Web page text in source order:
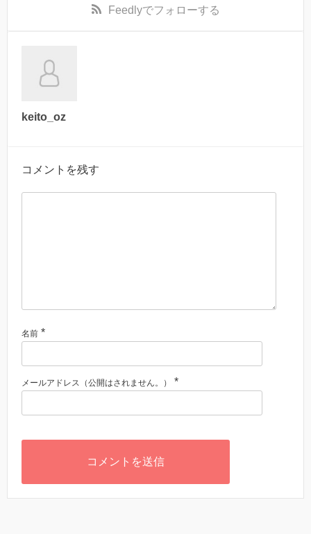
Feedlyでフォローする
keito_oz
コメントを残す
名前 *
メールアドレス（公開はされません。） *